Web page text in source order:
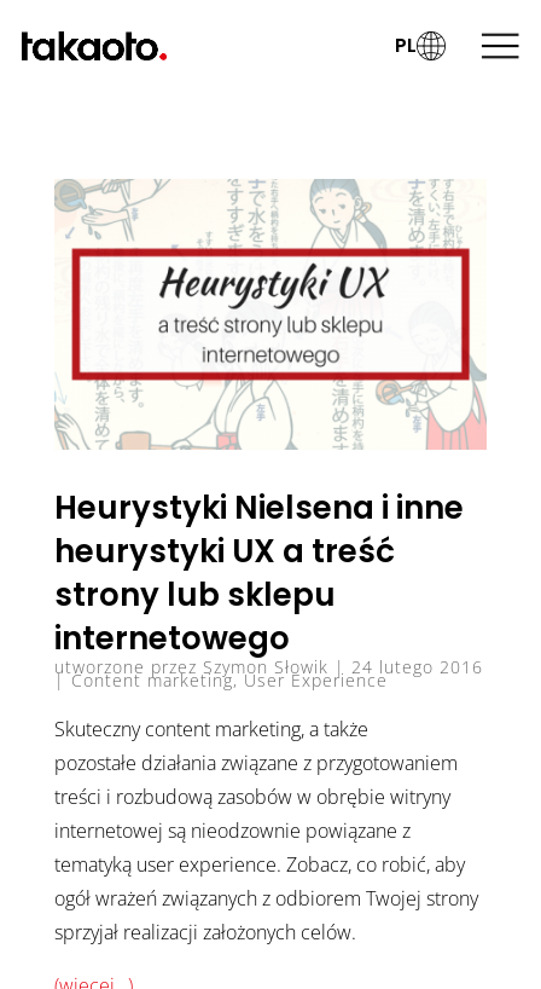
PL
Heurystyki Nielsena i inne
heurystyki UX a treść
strony lub sklepu
internetowego
utworzone przez Szymon Słowik | 24 lutego 2016
|Content marketing,User Experience
Skuteczny content marketing, a także
pozostałe działania związane z przygotowaniem
treści i rozbudową zasobów w obrębie witryny
internetowej są nieodzownie powiązane z
tematyką user experience. Zobacz, co robić, aby
ogół wrażeń związanych z odbiorem Twojej strony
sprzyjał realizacji założonych celów.